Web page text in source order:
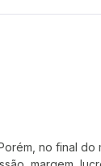
no final